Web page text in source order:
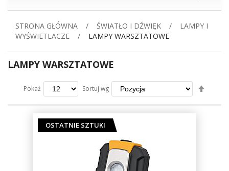
STRONA GŁÓWNA ŚWIATŁO I DŹWIĘK
LAMPY I
WYŚWIETLACZE
LAMPY WARSZTATOWE
LAMPY WARSZTATOWE
Pokaż Sortuj wg
OSTATNIE SZTUKI